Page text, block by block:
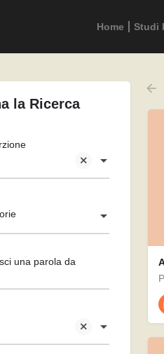
Home Studi
la Ricerca
una parola da